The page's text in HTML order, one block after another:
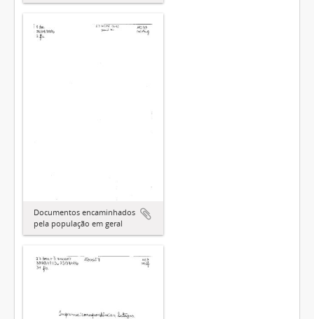
Documentos encaminhados
pela população em geral